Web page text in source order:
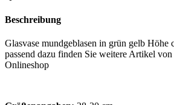
Beschreibung
Glasvase mundgeblasen in grün gelb Höhe
passend dazu finden Sie weitere Artikel
Onlineshop